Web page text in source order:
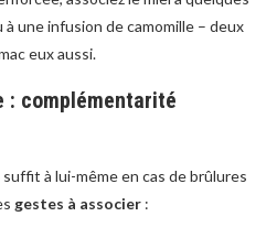
une infusion de camomille – deux
eux aussi.
: complémentarité
à lui-même en cas de brûlures
gestes à associer :